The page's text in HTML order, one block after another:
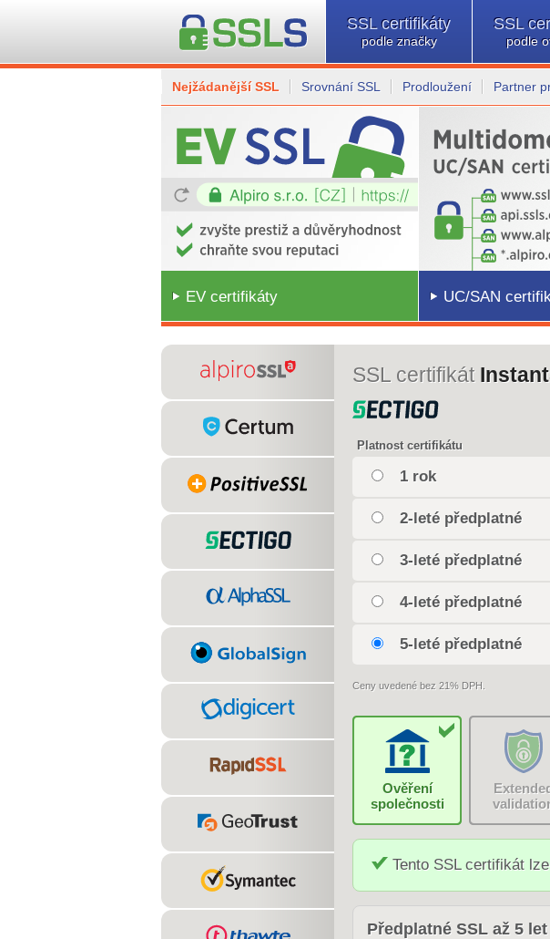
SSL certifikáty
podle značky
SSL
podle
Nejžádanější SSL Srovnání SSL Prodloužení Partner
EV certifikáty UC/SAN
SSL certifikát
Platnost certifikátu
1 rok
2-leté předplatné
3-leté předplatné
4-leté předplatné
5-leté předplatné
Ceny uvedené bez 21% DPH.
Ověření
společnosti
Tento SSL certifikát lze
Předplatné SSL až 5 let